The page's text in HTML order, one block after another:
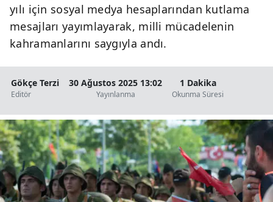
yılı için sosyal medya hesaplarından kutlama
mesajları yayımlayarak, milli mücadelenin
kahramanlarını saygıyla andı.
Gökçe Terzi
Editör
30 Ağustos 2025 13:02
Yayınlanma
1 Dakika
Okunma Süresi